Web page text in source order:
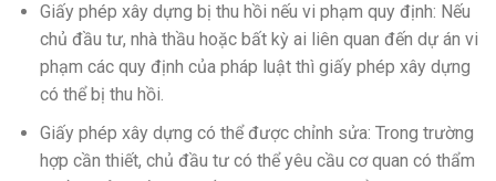
Giấy phép xây dựng bị thu hồi nếu vi phạm quy định: Nếu
chủ đầu tư, nhà thầu hoặc bất kỳ ai liên quan đến dự án vi
phạm các quy định của pháp luật thì giấy phép xây dựng
có thể bị thu hồi.
Giấy phép xây dựng có thể được chỉnh sửa: Trong trường
hợp cần thiết, chủ đầu tư có thể yêu cầu cơ quan có thẩm